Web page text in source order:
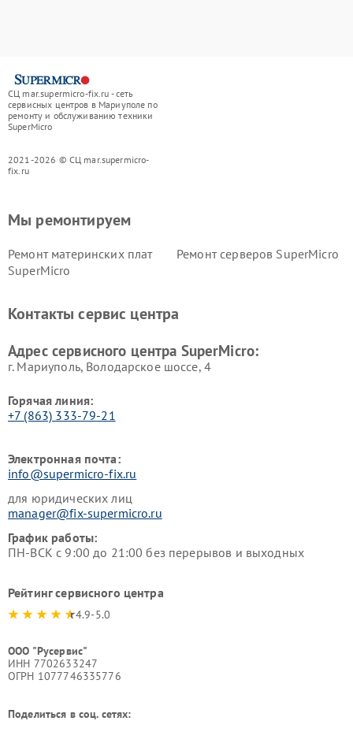
СЦ mar.supermicro-fix.ru - сеть
сервисных центров в Мариуполе по
ремонту и обслуживанию техники
SuperMicro
2021-2026 © СЦ mar.supermicro-
fix.ru
Мы ремонтируем
Ремонт материнских плат
SuperMicro
Ремонт серверов SuperMicro
Контакты сервис центра
Адрес сервисного центра SuperMicro:
г. Мариуполь, Володарское шоссе, 4
Горячая линия:
+7 (863) 333-79-21
Электронная почта:
info@supermicro-fix.ru
для юридических лиц
manager@fix-supermicro.ru
График работы:
ПН-ВСК с 9:00 до 21:00 без перерывов и выходных
Рейтинг сервисного центра
4.9-5.0
ООО "Русервис"
ИНН 7702633247
ОГРН 1077746335776
Поделиться в соц. сетях: